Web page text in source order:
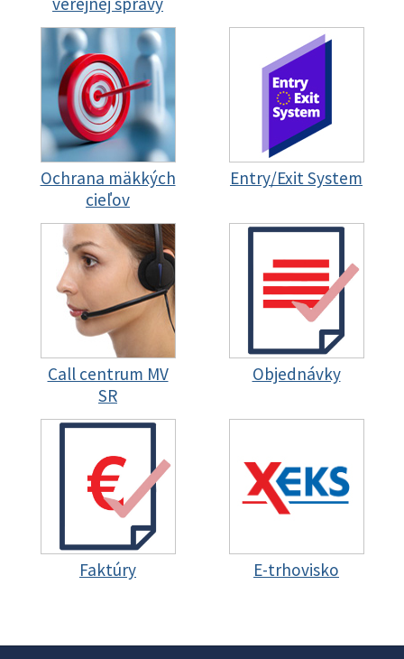
Ochrana mäkkých
cieľov
Entry/Exit System
Call centrum MV
SR
Objednávky
Faktúry E-trhovisko